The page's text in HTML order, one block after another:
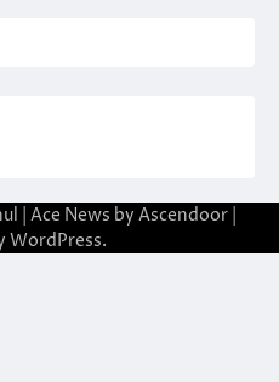
| Ace News by Ascendoor
WordPress.